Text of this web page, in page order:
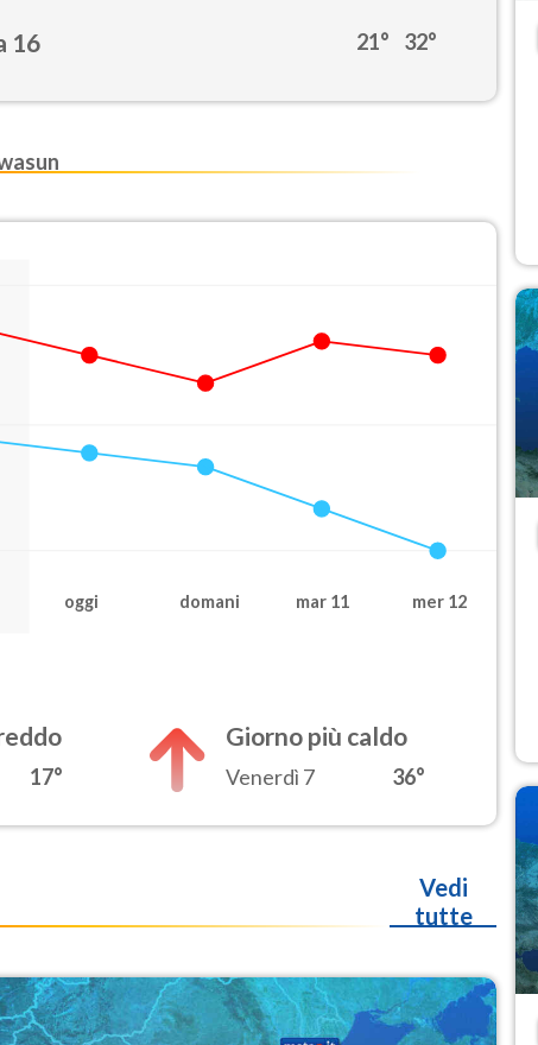
16 21° 32°
oggi domani mar 11 mer 12
17°
Giorno più caldo
Venerdì 7 36°
Vedi
tutte